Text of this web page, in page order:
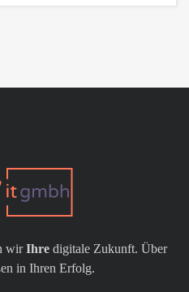
wirIhre digitale Zukunft. Über
in Ihren Erfolg.